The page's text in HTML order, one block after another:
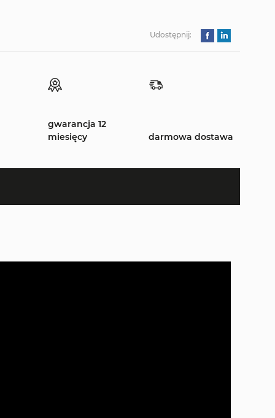
Udostępnij:
gwarancja 12
miesięcy
darmowa dostawa